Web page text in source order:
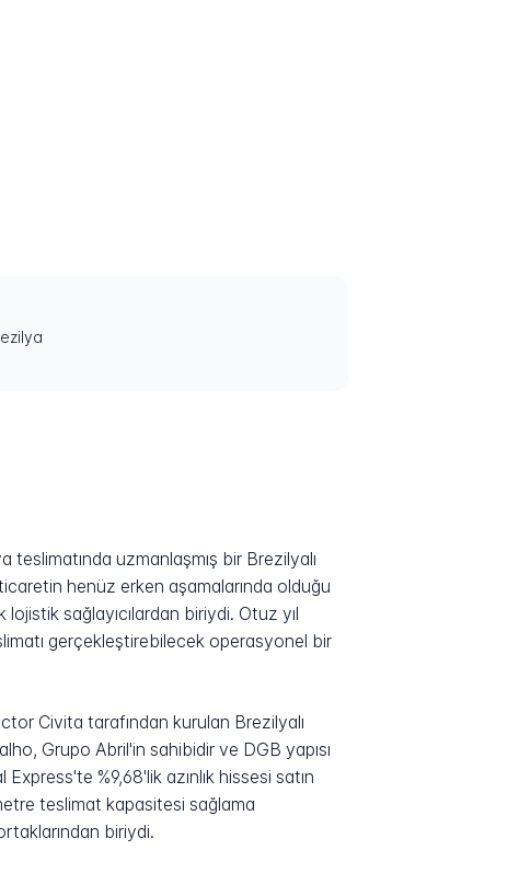
uzmanlaşmış bir Brezilyalı
henüz erken aşamalarında olduğu
sağlayıcılardan biriydi. Otuz yıl
gerçekleştirebilecek operasyonel bir
Civita tarafından kurulan Brezilyalı
Grupo Abril'in sahibidir ve DGB yapısı
%9,68'lik azınlık hissesi satın
teslimat kapasitesi sağlama
biriydi.